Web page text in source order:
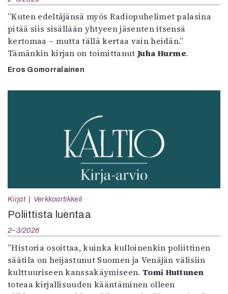
”Kuten edeltäjänsä myös Radiopuhelimet palasina
pitää siis sisällään yhtyeen jäsenten itsensä
kertomaa – mutta tällä kertaa vain heidän.”
Tämänkin kirjan on toimittanut Juha Hurme.
Eros Gomorralainen
Kirjat Verkkoartikkeli
Poliittista luentaa
2–3/2026
”Historia osoittaa, kuinka kulloinenkin poliittinen
säätila on heijastunut Suomen ja Venäjän välisiin
kulttuuriseen kanssakäymiseen. Tomi Huttunen
toteaa kirjallisuuden kääntäminen olleen